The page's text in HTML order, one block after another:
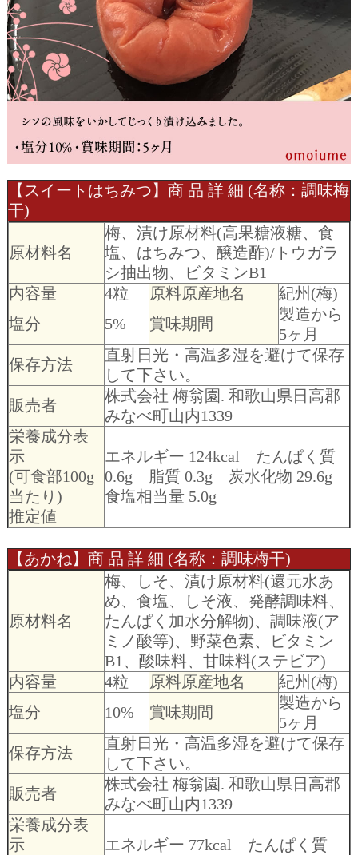
【スイートはちみつ】商 品 詳 細 (名称：調味梅
干)
原材料名
梅、漬け原材料(高果糖液糖、食
塩、はちみつ、醸造酢)/トウガラ
シ抽出物、ビタミンB1
内容量
4粒 原料原産地名
紀州(梅)
塩分
5% 賞味期間
製造から
5ヶ月
保存方法
直射日光・高温多湿を避けて保存
して下さい。
販売者
株式会社 梅翁園. 和歌山県日高郡
みなべ町山内1339
栄養成分表
示
(可食部100g
当たり)
推定値
エネルギー 124kcal たんぱく質
0.6g 脂質 0.3g 炭水化物 29.6g
食塩相当量 5.0g
【あかね】商 品 詳 細 (名称：調味梅干)
原材料名
梅、しそ、漬け原材料(還元水あ
め、食塩、しそ液、発酵調味料、
たんぱく加水分解物)、調味液(ア
ミノ酸等)、野菜色素、ビタミン
B1、酸味料、甘味料(ステビア)
内容量
4粒 原料原産地名
紀州(梅)
塩分
10% 賞味期間
製造から
5ヶ月
保存方法
直射日光・高温多湿を避けて保存
して下さい。
販売者
株式会社 梅翁園. 和歌山県日高郡
みなべ町山内1339
栄養成分表
示
エネルギー 77kcal たんぱく質